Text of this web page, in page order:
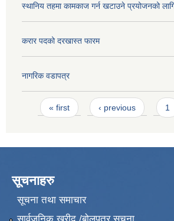
स्थानिय तहमा कामकाज गर्न खटाउने प्रयोजनको
करार पदको दरखास्त फारम
नागरिक वडापत्र
Pages
« first ‹ previous 1
सूचनाहरु
सूचना तथा समाचार